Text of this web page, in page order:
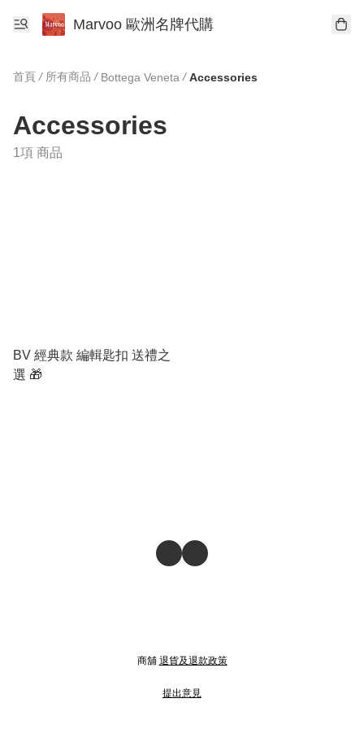
Marvoo 歐洲名牌代購
首頁 / 所有商品 / Bottega Veneta / Accessories
Accessories
1項 商品
BV 經典款 編輯匙扣 送禮之
選 🎁
商舖 退貨及退款政策
提出意見